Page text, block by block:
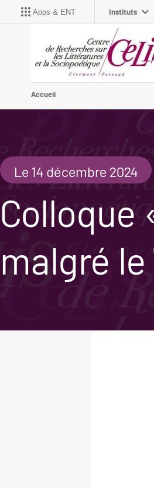
Apps & ENT Instituts
Accueil
Le 14 décembre 2024
Colloque
malgré